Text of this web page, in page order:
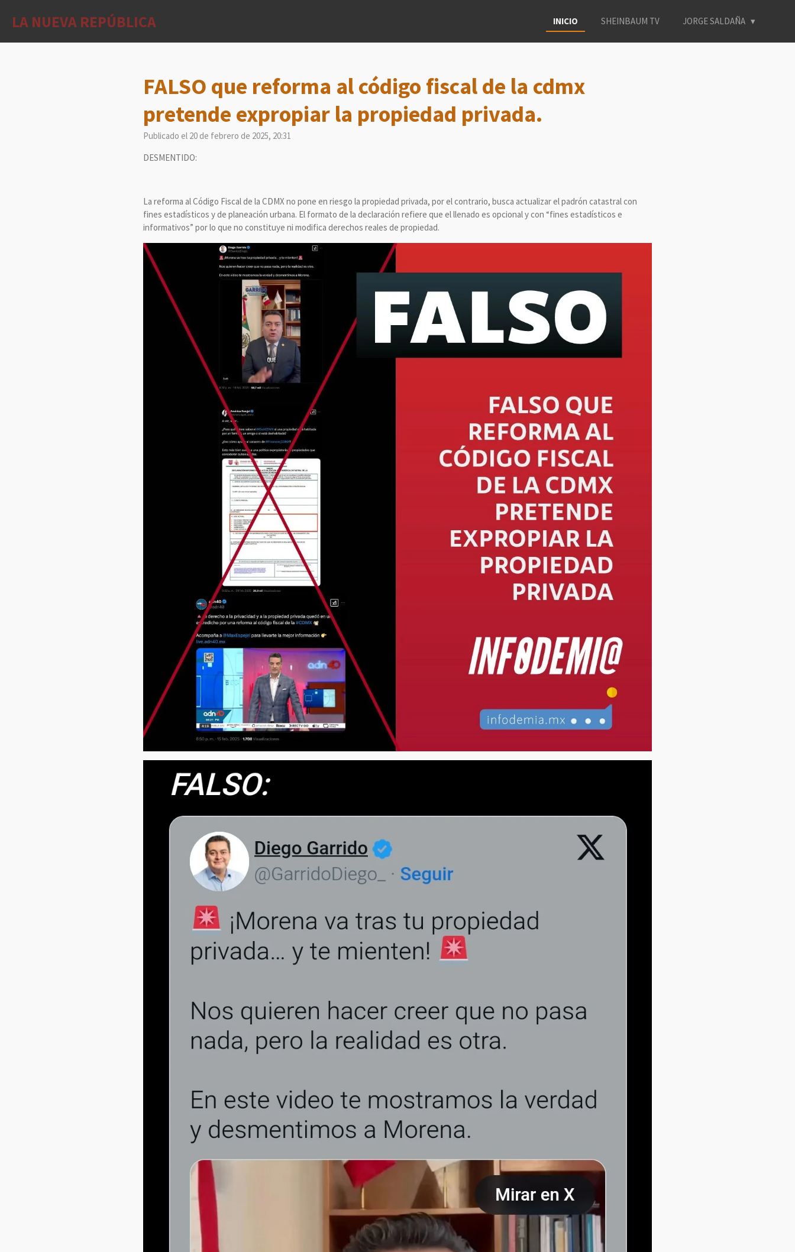
LA NUEVA REPÚBLICA INICIO SHEINBAUM TV JORGE SALDAÑA
FALSO que reforma al código fiscal de la cdmx
pretende expropiar la propiedad privada.
Publicado el 20 de febrero de 2025, 20:31
DESMENTIDO:
La reforma al Código Fiscal de la CDMX no pone en riesgo la propiedad privada, por el contrario, busca actualizar el padrón catastral con
fines estadísticos y de planeación urbana. El formato de la declaración refiere que el llenado es opcional y con “fines estadísticos e
informativos” por lo que no constituye ni modifica derechos reales de propiedad.